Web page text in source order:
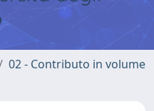
02 - Contributo in volume